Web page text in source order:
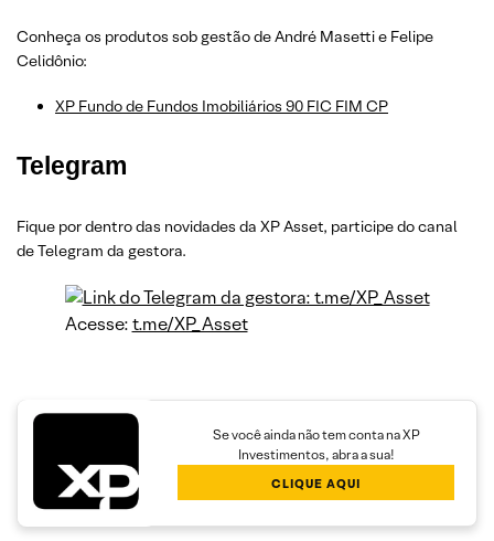
Conheça os produtos sob gestão de André Masetti e Felipe
Celidônio:
XP Fundo de Fundos Imobiliários 90 FIC FIM CP
Telegram
Fique por dentro das novidades da XP Asset, participe do canal
de Telegram da gestora.
Acesse:t.me/XP_Asset
Se você ainda não tem conta na XP
Investimentos, abra a sua!
CLIQUE AQUI